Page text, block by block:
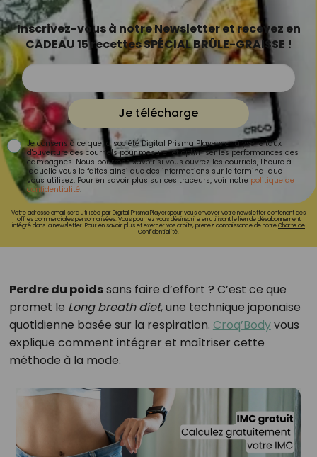
Inscrivez-vous à notre Newsletter et recevez en
CADEAU 15 recettes SPÉCIAL BRÛLE-GRAISSE !
Je télécharge
Je consens à ce que la société Digital Prisma Players analyse le taux
d'ouverture des courriels pour mesurer et optimiser les performances des
campagnes. Nous pourrons savoir si vous ouvrez les courriels, l'heure à
laquelle vous le faites ainsi que des informations sur le terminal que
vous utilisez. Pour en savoir plus sur ces traceurs, voir notre politique de
confidentialité.
Votre adresse email sera utilisée par Digital Prisma Playerspour vous envoyer votre newsletter contenant des
offres commerciales personnalisées. Vous pourrez vous désinscrire en utilisant le lien de désabonnement
intégré dans la newsletter. Pour en savoir plus et exercer vos droits, prenez connaissance de notreCharte de
Confidentialité.
Perdre du poidssans faire d’effort ? C’est ce que
promet le Long breath diet, une technique japonaise
quotidienne basée sur la respiration. Croq’Bodyvous
explique comment intégrer et maîtriser cette
méthode à la mode.